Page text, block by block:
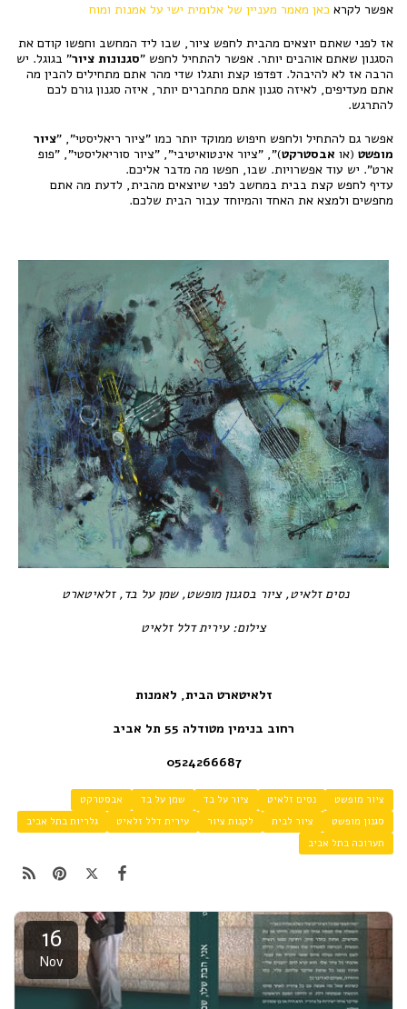
אפשר לקרא כאן מאמר מעניין של אלומית ישי על אמנות ומוח
אז לפני שאתם יוצאים מהבית לחפש ציור, שבו ליד המחשב וחפשו קודם את
הסגנון שאתם אוהבים יותר. אפשר להתחיל לחפש "סגנונות ציור" בגוגל. יש
הרבה אז לא להיבהל. דפדפו קצת ותגלו שדי מהר אתם מתחילים להבין מה
אתם מעדיפים, לאיזה סגנון אתם מתחברים יותר, איזה סגנון גורם לכם
להתרגש.
אפשר גם להתחיל ולחפש חיפוש ממוקד יותר כמו "ציור ריאליסטי", "ציור
מופשט (או אבסטרקט)", "ציור אינטואיטיבי", "ציור סוריאליסטי", "פופ
ארט". יש עוד אפשרויות. שבו, חפשו מה מדבר אליכם.
עדיף לחפש קצת בבית במחשב לפני שיוצאים מהבית, לדעת מה אתם
מחפשים ולמצא את האחד והמיוחד עבור הבית שלכם.
נסים זלאיט, ציור בסגנון מופשט, שמן על בד, זלאיטארט
צילום: עירית דלל זלאיט
זלאיטארט הבית, לאמנות
רחוב בנימין מטודלה 55 תל אביב
0524266687
ציור מופשט נסים זלאיט ציור על בד שמן על בד
אבסטרקט
סגנון מופשט
ציור לבית לקנות ציור עירית דלל זלאיט
גלריות בתל אביב
תערוכה בתל אביב
16
Nov